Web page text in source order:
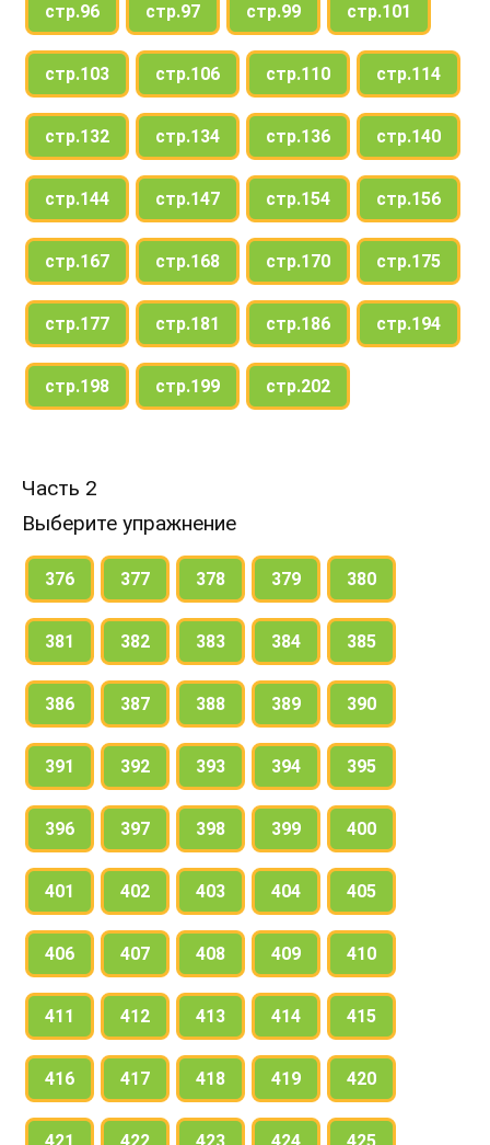
стр.96 стр.97 стр.99 стр.101
стр.103 стр.106 стр.110 стр.114
стр.132 стр.134 стр.136 стр.140
стр.144 стр.147 стр.154 стр.156
стр.167 стр.168 стр.170 стр.175
стр.177 стр.181 стр.186 стр.194
стр.198 стр.199 стр.202
Часть 2
Выберите упражнение
376 377 378 379 380
381 382 383 384 385
386 387 388 389 390
391 392 393 394 395
396 397 398 399 400
401 402 403 404 405
406 407 408 409 410
411 412 413 414 415
416 417 418 419 420